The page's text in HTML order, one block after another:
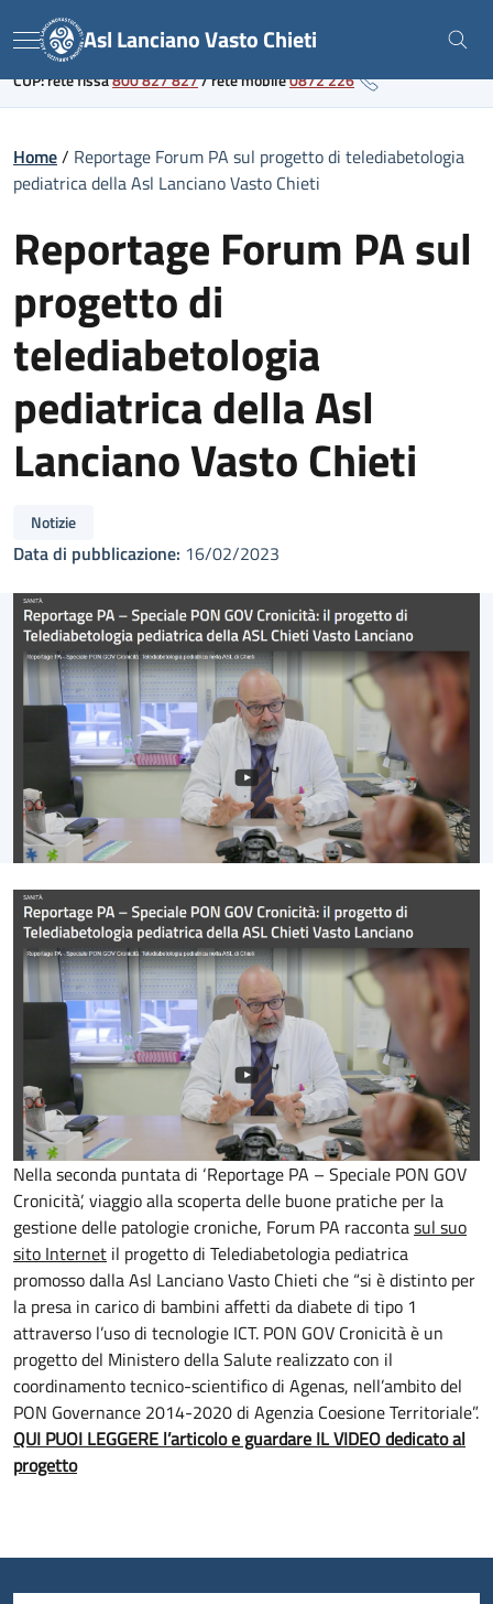
to
content
Link al portale sanitario regionale
Menu Asl Lanciano Vasto Chieti
CUP: rete fissa800 827 827/rete mobile0872 226
Home/ Reportage Forum PA sul progetto di telediabetologia
pediatrica della Asl Lanciano Vasto Chieti
Reportage Forum PA sul
progetto di
telediabetologia
pediatrica della Asl
Lanciano Vasto Chieti
Notizie
Data di pubblicazione: 16/02/2023
Nella seconda puntata di ‘Reportage PA – Speciale PON GOV
Cronicità’, viaggio alla scoperta delle buone pratiche per la
gestione delle patologie croniche, Forum PA raccontasul suo
sito Internet il progetto di Telediabetologia pediatrica
promosso dalla Asl Lanciano Vasto Chieti che “si è distinto per
la presa in carico di bambini affetti da diabete di tipo 1
attraverso l’uso di tecnologie ICT. PON GOV Cronicità è un
progetto del Ministero della Salute realizzato con il
coordinamento tecnico-scientifico di Agenas, nell’ambito del
PON Governance 2014-2020 di Agenzia Coesione Territoriale”.
QUI PUOI LEGGERE l’articolo e guardare IL VIDEO dedicato al
progetto